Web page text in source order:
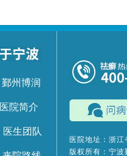
鄞州博润
医院简介
医生团队
医院地址：浙
版权所有：宁波